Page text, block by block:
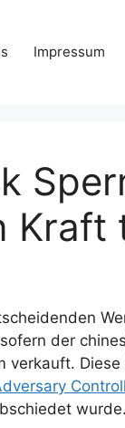
Impressum
Kraft
der
verkauft.
wurde.